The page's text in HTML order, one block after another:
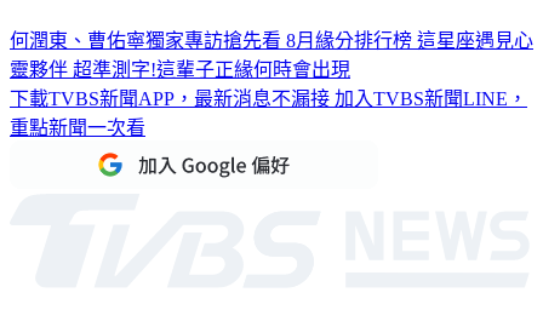
何潤東、曹佑寧獨家專訪搶先看 8月緣分排行榜 這星座遇見心
靈夥伴 超準測字!這輩子正緣何時會出現
下載TVBS新聞APP，最新消息不漏接 加入TVBS新聞LINE，
重點新聞一次看